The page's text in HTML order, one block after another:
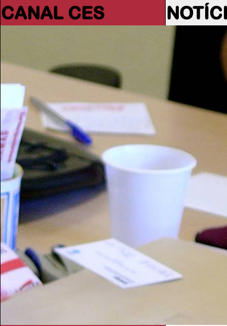
CANAL CES